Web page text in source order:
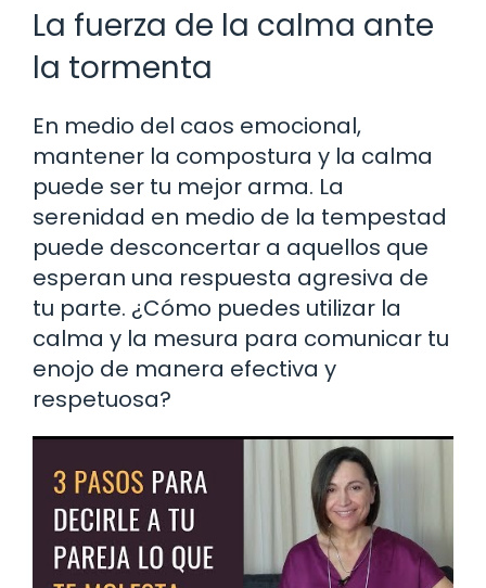
La fuerza de la calma ante
la tormenta
En medio del caos emocional,
mantener la compostura y la calma
puede ser tu mejor arma. La
serenidad en medio de la tempestad
puede desconcertar a aquellos que
esperan una respuesta agresiva de
tu parte. ¿Cómo puedes utilizar la
calma y la mesura para comunicar tu
enojo de manera efectiva y
respetuosa?